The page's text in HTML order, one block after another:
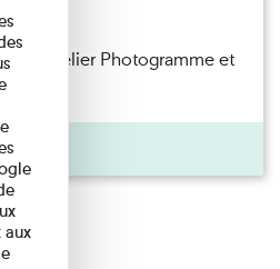
notre atelier Photogramme et